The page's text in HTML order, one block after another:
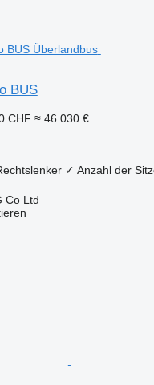
BUS
CHF ≈ 46.030 €
✓ Anzahl der
Co Ltd